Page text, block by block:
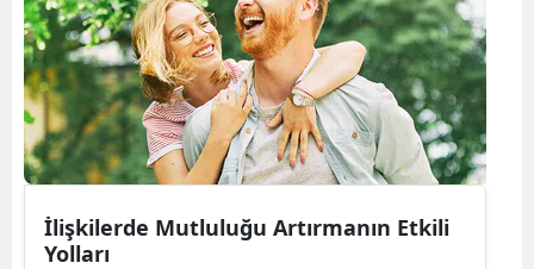
İlişkilerde Mutluluğu Artırmanın Etkili
Yolları